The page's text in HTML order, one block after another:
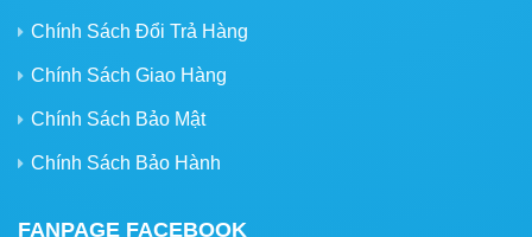
Chính Sách Đổi Trả Hàng
Chính Sách Giao Hàng
Chính Sách Bảo Mật
Chính Sách Bảo Hành
FANPAGE FACEBOOK